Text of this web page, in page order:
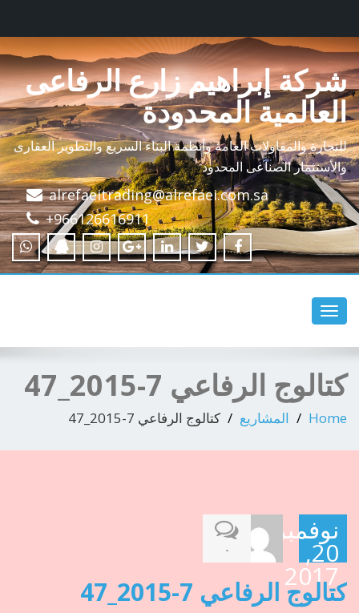
شركة إبراهيم زارع الرفاعى
العالمية المحدودة
للتجارة والمقاولات العامة وأنظمة البناء السريع والتطوير العقارى
والأستثمار الصناعى المحدود
alrefaeitrading@alrefaei.com.sa
+966126616911
Toggle
navigation
كتالوج الرفاعي 7-2015_47
Home المشاريع كتالوج الرفاعي 7-2015_47
نوفمبر
20,
2017
-
كتالوج الرفاعي 7-2015_47